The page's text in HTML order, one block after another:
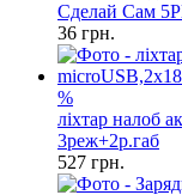
Сделай Сам
36 грн.
%
ліхтар налоб
3реж+2р.габ
527 грн.